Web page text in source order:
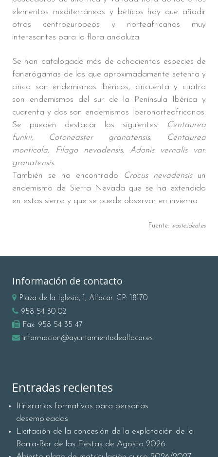
elementos mediterráneos y béticos hay que añadir
otros centroeuropeos y norteafricanos muy
interesantes para la flora andaluza.
Se han catalogado más de ochocientas especies de
fanerógamas de las que aproximadamente setenta y
cinco son endemismos ibéricos, cincuenta y cuatro
son endemismos del sur de la Península Ibérica y
cuarenta y dos son endemismos Iberonorteafricanos.
Se pueden destacar los siguientes:
Centaurea
funkii, Cotoneaster granatensis, Centaurea
monticola, Filago nevadensis, Adonis vernalís var.
granatensis.
También se ha encontrado
Crocus nevadensisun
endemismo de Sierra Nevada que se ha extendido
en estas sierra y que se puede observar en invierno.
Fuente: waste.ideal.es
Información de contacto
Plaza de la Iglesia, 1, Alfacar. CP: 18170
958 54 30 02
Fax: 958 54 35 47
informacion@ayuntamientodealfacar.es
Entradas recientes
Itinerarios formativos para personas
desempleadas
Licitación de la concesión de la explotación de la
Barra-Bar de las Fiestas de Agosto 2026